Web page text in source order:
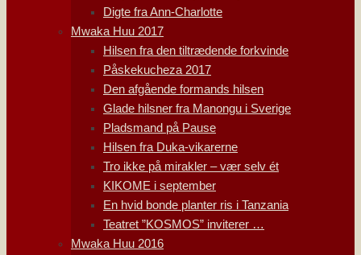
Digte fra Ann-Charlotte
Mwaka Huu 2017
Hilsen fra den tiltrædende forkvinde
Påskekucheza 2017
Den afgående formands hilsen
Glade hilsner fra Manongu i Sverige
Pladsmand på Pause
Hilsen fra Duka-vikarerne
Tro ikke på mirakler – vær selv ét
KIKOME i september
En hvid bonde planter ris i Tanzania
Teatret ”KOSMOS” inviterer …
Mwaka Huu 2016